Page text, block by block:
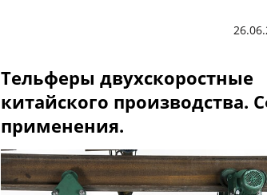
Тельферы двухскоростные
китайского производства.
применения.